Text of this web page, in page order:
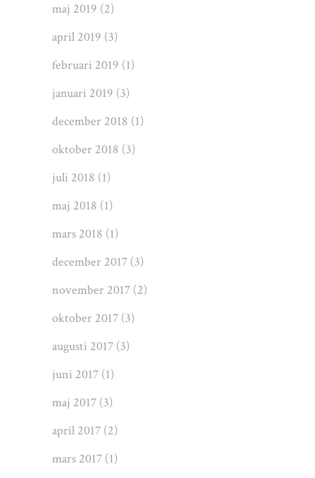
maj 2019 (2)
april 2019 (3)
februari 2019 (1)
januari 2019 (3)
december 2018 (1)
oktober 2018 (3)
juli 2018 (1)
maj 2018 (1)
mars 2018 (1)
december 2017 (3)
november 2017 (2)
oktober 2017 (3)
augusti 2017 (3)
juni 2017 (1)
maj 2017 (3)
april 2017 (2)
mars 2017 (1)